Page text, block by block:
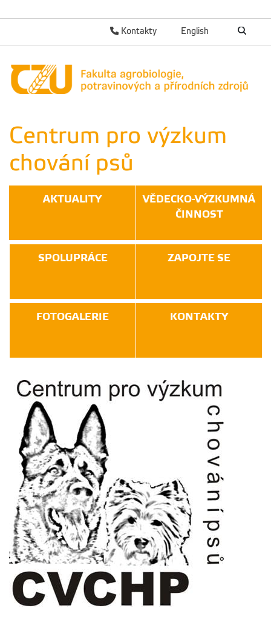
English
Kontakty
Centrum pro výzkum
chování psů
AKTUALITY
VĚDECKO-VÝZKUMNÁ
ČINNOST
SPOLUPRÁCE ZAPOJTE SE
FOTOGALERIE KONTAKTY